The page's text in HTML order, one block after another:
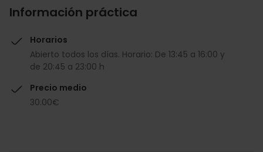
Información práctica
Horarios
Abierto todos los días. Horario: De 13:45 a 16:00 y
de 20:45 a 23:00 h
Precio medio
30.00€